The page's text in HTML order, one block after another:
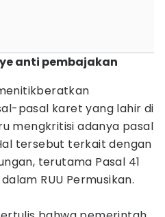
anti pembajakan
pasal karet yang lahir di
mengkritisi adanya pasal
tersebut terkait dengan
terutama Pasal 41
RUU Permusikan.